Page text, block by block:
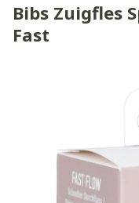
Bibs Zuigfles
Fast